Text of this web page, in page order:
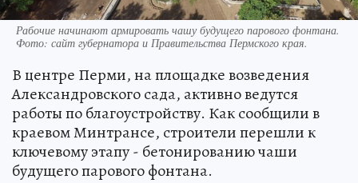
Рабочие начинают армировать чашу будущего парового фонтана.
Фото: сайт губернатора и Правительства Пермского края.
В центре Перми, на площадке возведения
Александровского сада, активно ведутся
работы по благоустройству. Как сообщили в
краевом Минтрансе, строители перешли к
ключевому этапу - бетонированию чаши
будущего парового фонтана.